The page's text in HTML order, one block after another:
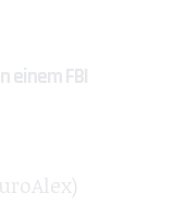
einem FBI